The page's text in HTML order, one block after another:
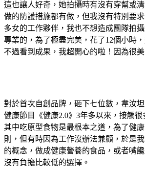
這也讓人好奇，她拍攝時有沒有穿幫或
做的防護措施都有做，但我沒有特別要
多女的工作夥伴，我也不想造成團隊拍
專業的，為了極盡完美，花了12個小時
不過看到成果，我超開心的啦！因為很美
對於首次自創品牌，砸下七位數，韋汝
健康節目《健康2.0》3年多以來，接觸很
其中吃原型食物是最根本之道，為了健
則，但有時因為工作沒辦法兼顧，於是
的概念，做成健康營養的食品，或者嘴
沒有負擔比較低的選擇。